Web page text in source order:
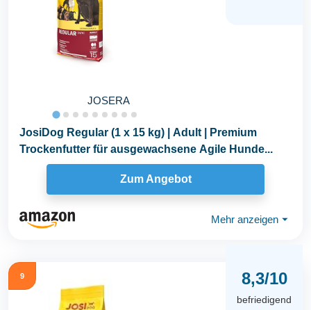
JOSERA
JosiDog Regular (1 x 15 kg) | Adult | Premium
Trockenfutter für ausgewachsene Agile Hunde...
Zum Angebot
Mehr anzeigen ⏷
9 8,3/10
befriedigend